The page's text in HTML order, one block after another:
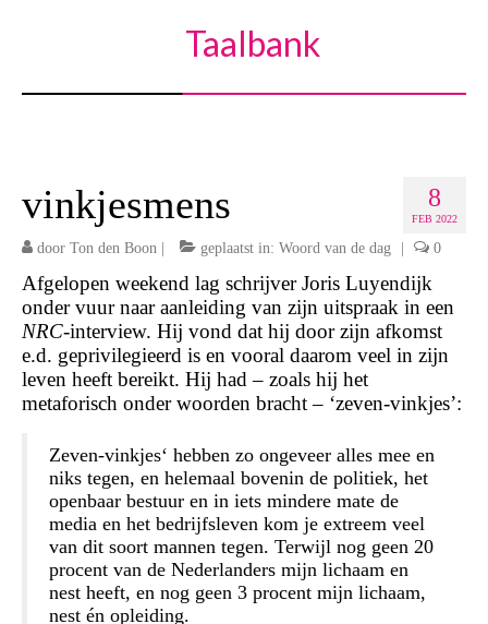
Taalbank
8
FEB 2022
vinkjesmens
door Ton den Boon geplaatst in: Woord van de dag 0
Afgelopen weekend lag schrijver Joris Luyendijk
onder vuur naar aanleiding van zijn uitspraak in een
NRC-interview. Hij vond dat hij door zijn afkomst
e.d. geprivilegieerd is en vooral daarom veel in zijn
leven heeft bereikt. Hij had – zoals hij het
metaforisch onder woorden bracht – ‘zeven-vinkjes’:
Zeven-vinkjes‘ hebben zo ongeveer alles mee en
niks tegen, en helemaal bovenin de politiek, het
openbaar bestuur en in iets mindere mate de
media en het bedrijfsleven kom je extreem veel
van dit soort mannen tegen. Terwijl nog geen 20
procent van de Nederlanders mijn lichaam en
nest heeft, en nog geen 3 procent mijn lichaam,
nest én opleiding.